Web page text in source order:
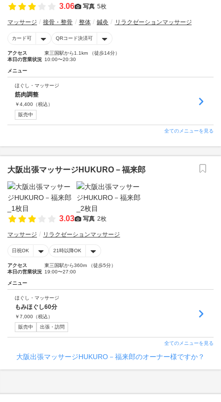
3.06 写真 5枚
マッサージ 接骨・整骨 整体 鍼灸 リラクゼーションマッサージ
カード可 QRコード決済可
アクセス
東三国駅から1.1km （徒歩14分）
本日の営業状況 10:00〜20:30
メニュー
ほぐし・マッサージ
筋肉調整
￥4,400 （税込）
販売中
全てのメニューを見る
大阪出張マッサージHUKURO－福来郎
3.03 写真 2枚
マッサージ リラクゼーションマッサージ
日祝OK 21時以降OK
アクセス
東三国駅から360m （徒歩5分）
本日の営業状況 19:00〜27:00
メニュー
ほぐし・マッサージ
もみほぐし60分
￥7,000 （税込）
販売中
出張・訪問
全てのメニューを見る
大阪出張マッサージHUKURO－福来郎のオーナー様ですか？